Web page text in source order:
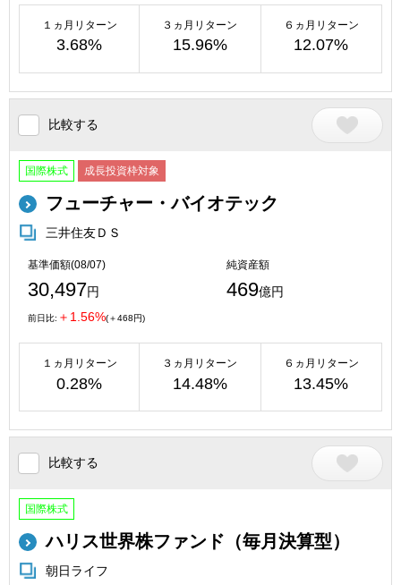
１ヵ月リターン
3.68%
３ヵ月リターン
15.96%
６ヵ月リターン
12.07%
比較する
国際株式 成長投資枠対象
フューチャー・バイオテック
三井住友ＤＳ
基準価額(08/07)
30,497円
純資産額
469億円
前日比: ＋1.56%(＋468円)
１ヵ月リターン
0.28%
３ヵ月リターン
14.48%
６ヵ月リターン
13.45%
比較する
国際株式
ハリス世界株ファンド（毎月決算型）
朝日ライフ